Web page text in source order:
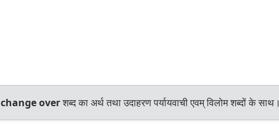
change overशब्द का अर्थ तथा उदाहरण पर्यायवाची एवम् विलोम शब्दों के साथ।